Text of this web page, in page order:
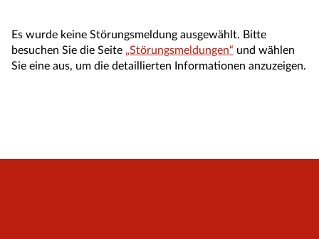
Es wurde keine Störungsmeldung ausgewählt. Bitte
besuchen Sie die Seite „Störungsmeldungen“ und wählen
Sie eine aus, um die detaillierten Informationen anzuzeigen.